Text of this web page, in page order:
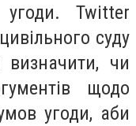
угоди. Twitter
суду
чи
щодо
угоди, аби